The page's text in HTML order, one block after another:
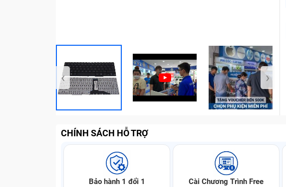
‹ ›
CHÍNH SÁCH HỖ TRỢ
Bảo hành 1 đổi 1 Cài Chương Trình Free